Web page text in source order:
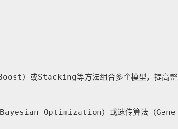
）或Stacking等方法组合多个模型，提高整
Bayesian Optimization）或遗传算法（Gene